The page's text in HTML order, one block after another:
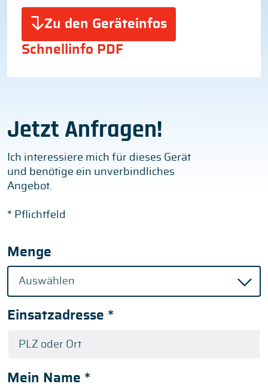
Zu den Geräteinfos
Schnellinfo PDF
Jetzt Anfragen!
Ich interessiere mich für dieses Gerät
und benötige ein unverbindliches
Angebot.
* Pflichtfeld
Menge
Einsatzadresse *
Mein Name *